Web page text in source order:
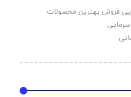
فروش بهترین محصولات
سرمایی